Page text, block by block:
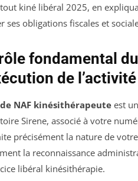
kiné libéral 2025, en
ses obligations fiscales et
fondamental
de
NAF kinésithérapeute est
Sirene, associé à votre
précisément la nature de
la reconnaissance
libéral kinésithérapie.